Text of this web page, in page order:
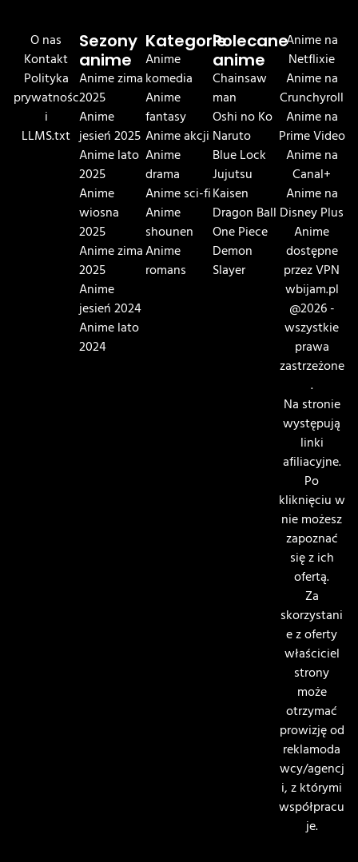
O nas
Kontakt
Polityka
prywatnośc
i
LLMS.txt
Sezony
anime
Anime zima
2025
Anime
jesień 2025
Anime lato
2025
Anime
wiosna
2025
Anime zima
2025
Anime
jesień 2024
Anime lato
2024
Kategorie
Anime
komedia
Anime
fantasy
Anime akcji
Anime
drama
Anime sci-fi
Anime
shounen
Anime
romans
Polecane
anime
Chainsaw
man
Oshi no Ko
Naruto
Blue Lock
Jujutsu
Kaisen
Dragon Ball
One Piece
Demon
Slayer
Anime na
Netflixie
Anime na
Crunchyroll
Anime na
Prime Video
Anime na
Canal+
Anime na
Disney Plus
Anime
dostępne
przez VPN
wbijam.pl
@2026 -
wszystkie
prawa
zastrzeżone
.
Na stronie
występują
linki
afiliacyjne.
Po
kliknięciu w
nie możesz
zapoznać
się z ich
ofertą.
Za
skorzystani
e z oferty
właściciel
strony
może
otrzymać
prowizję od
reklamoda
wcy/agencj
i, z którymi
współpracu
je.